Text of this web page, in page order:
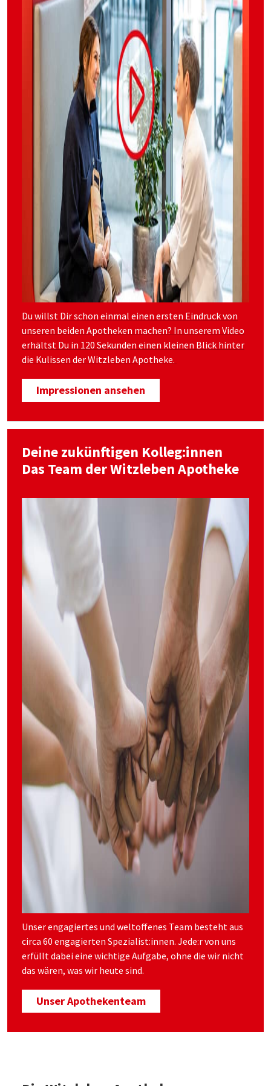
Du willst Dir schon einmal einen ersten Eindruck von
unseren beiden Apotheken machen? In unserem Video
erhältst Du in 120 Sekunden einen kleinen Blick hinter
die Kulissen der Witzleben Apotheke.
Impressionen ansehen
Deine zukünftigen Kolleg:innen
Das Team der Witzleben Apotheke
Unser engagiertes und weltoffenes Team besteht aus
circa 60 engagierten Spezialist:innen. Jede:r von uns
erfüllt dabei eine wichtige Aufgabe, ohne die wir nicht
das wären, was wir heute sind.
Unser Apothekenteam